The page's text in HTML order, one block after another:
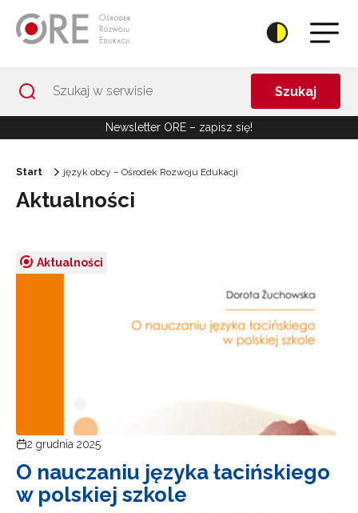
Szukaj
Newsletter ORE – zapisz się!
Start język obcy – Ośrodek Rozwoju Edukacji
Aktualności
Aktualności
2 grudnia 2025
O nauczaniu języka łacińskiego
w polskiej szkole